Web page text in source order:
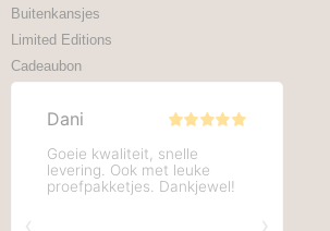
Buitenkansjes
Limited Editions
Cadeaubon